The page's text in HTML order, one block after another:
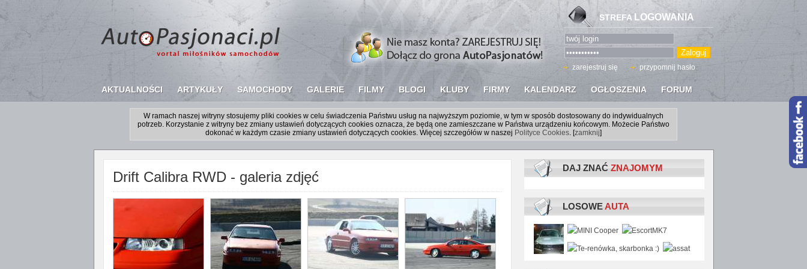
AKTUALNOŚCI ARTYKUŁY SAMOCHODY GALERIE FILMY BLOGI KLUBY FIRMY KALENDARZ OGŁOSZENIA FORUM
STREFA LOGOWANIA
zarejestruj się przypomnij hasło
W ramach naszej witryny stosujemy pliki cookies w celu świadczenia Państwu usług na najwyższym poziomie, w tym w sposób dostosowany do indywidualnych
potrzeb. Korzystanie z witryny bez zmiany ustawień dotyczących cookies oznacza, że będą one zamieszczane w Państwa urządzeniu końcowym. Możecie Państwo
dokonać w każdym czasie zmiany ustawień dotyczących cookies. Więcej szczegółów w naszej Polityce Cookies. [zamknij]
Drift Calibra RWD - galeria zdjęć
DAJ ZNAĆ ZNAJOMYM
LOSOWEAUTA